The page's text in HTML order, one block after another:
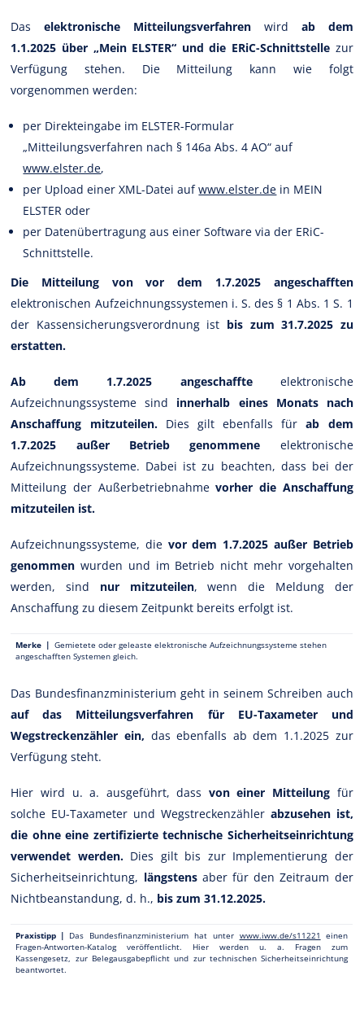
Daselektronische Mitteilungsverfahren wird ab dem
1.1.2025 über „Mein ELSTER“ und die ERiC-Schnittstellezur
Verfügung stehen. Die Mitteilung kann wie folgt
vorgenommen werden:
per Direkteingabe im ELSTER-Formular
„Mitteilungsverfahren nach § 146a Abs. 4 AO“ auf
www.elster.de,
per Upload einer XML-Datei aufwww.elster.de in MEIN
ELSTER oder
per Datenübertragung aus einer Software via der ERiC-
Schnittstelle.
Die Mitteilung von vor dem 1.7.2025 angeschafften
elektronischen Aufzeichnungssystemen i. S. des § 1 Abs. 1 S. 1
der Kassensicherungsverordnung ist bis zum 31.7.2025 zu
erstatten.
Ab dem 1.7.2025 angeschaffteelektronische
Aufzeichnungssysteme sind innerhalb eines Monats nach
Anschaffung mitzuteilen.Dies gilt ebenfalls fürab dem
1.7.2025 außer Betrieb genommene elektronische
Aufzeichnungssysteme. Dabei ist zu beachten, dass bei der
Mitteilung der Außerbetriebnahmevorher die Anschaffung
mitzuteilen ist.
Aufzeichnungssysteme, die vor dem 1.7.2025 außer Betrieb
genommenwurden und im Betrieb nicht mehr vorgehalten
werden, sind nur mitzuteilen, wenn die Meldung der
Anschaffung zu diesem Zeitpunkt bereits erfolgt ist.
Merke | Gemietete oder geleaste elektronische Aufzeichnungssysteme stehen
angeschafften Systemen gleich.
Das Bundesfinanzministerium geht in seinem Schreiben auch
auf das Mitteilungsverfahren für EU-Taxameter und
Wegstreckenzähler ein, das ebenfalls ab dem 1.1.2025 zur
Verfügung steht.
Hier wird u. a. ausgeführt, dass von einer Mitteilungfür
solche EU-Taxameter und Wegstreckenzähler abzusehen ist,
die ohne eine zertifizierte technische Sicherheitseinrichtung
verwendet werden.Dies gilt bis zur Implementierung der
Sicherheitseinrichtung, längstensaber für den Zeitraum der
Nichtbeanstandung, d. h., bis zum 31.12.2025.
Praxistipp | Das Bundesfinanzministerium hat unter www.iww.de/s11221 einen
Fragen-Antworten-Katalog veröffentlicht. Hier werden u. a. Fragen zum
Kassengesetz, zur Belegausgabepflicht und zur technischen Sicherheitseinrichtung
beantwortet.